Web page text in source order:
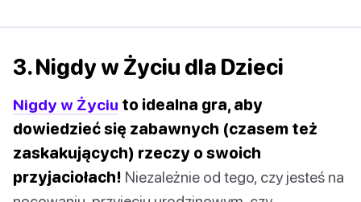
3. Nigdy w Życiu dla Dzieci
Nigdy w Życiu to idealna gra, aby
dowiedzieć się zabawnych (czasem też
zaskakujących) rzeczy o swoich
przyjaciołach! Niezależnie od tego, czy jesteś na